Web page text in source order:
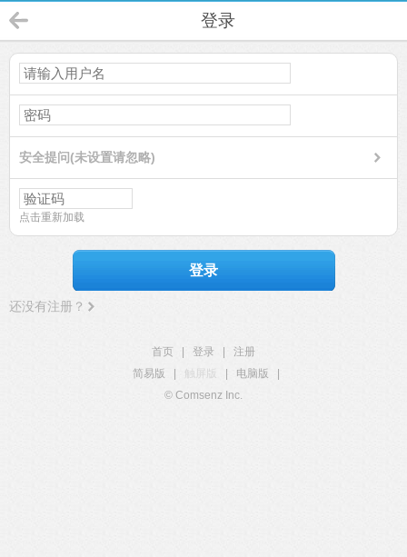
登录
安全提问(未设置请忽略)
点击重新加载
登录
还没有注册？
首页 登录
注册
简易版
触屏版 电脑版
© Comsenz Inc.